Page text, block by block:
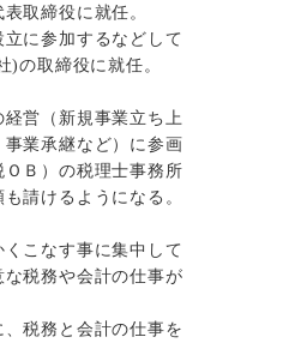
取締役に就任。
に参加するなどして
)の取締役に就任。
営（新規事業立ち上
業承継など）に参画
Ｂ）の税理士事務所
請けるようになる。
こなす事に集中して
税務や会計の仕事が
税務と会計の仕事を